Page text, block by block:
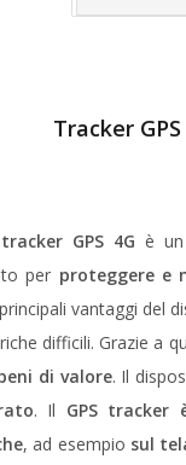
Tracker
tracker GPS 4G è un
per proteggere e
vantaggi del
difficili. Grazie a
di valore. Il
. Il GPS
, ad esempio sul